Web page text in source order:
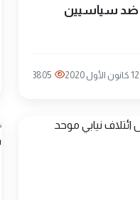
ضد سياسيين
3805